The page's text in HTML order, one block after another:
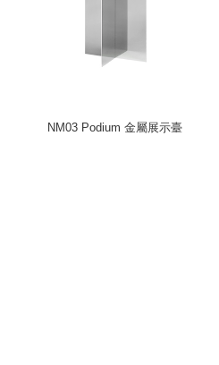
NM03 Podium 金屬展示臺